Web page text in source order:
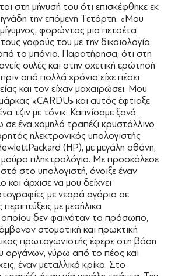
στη μήνυσή του ότι επισκέφθηκε εκ
την επόμενη Τετάρτη. «Μου
φορώντας μια πετσέτα
γοφούς του με την δικαιολογία,
από το μπάνιο. Παρατήρησα, ότι στη
ουλές και στην σχετική ερώτησή
από πολλά χρόνια είχε πέσει
και τον είχαν μαχαιρώσει. Μου
«CARDU» και αυτός έφτιαξε
τζιν με τόνικ. Καπνίσαμε ξανά
ένα χαμηλό τραπέζι κρυστάλλινο
ηλεκτρονικός υπολογιστής
(HP), με μεγάλη οθόνη,
πληκτρολόγιο. Με προσκάλεσε
στο υπολογιστή, άνοιξε έναν
και άρχισε να μου δείχνει
με νεαρά αγόρια σε
με μεσήλικα
δεν φαινόταν το πρόσωπο,
στοματική και πρωκτική
πρωταγωνιστής έφερε στη βάση
οργάνων, γύρω από το πέος και
έναν μεταλλικό κρίκο. Στο